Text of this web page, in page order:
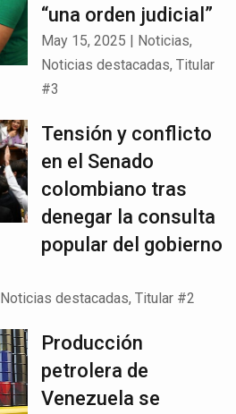
“una orden judicial”
May 15, 2025 | Noticias,
Noticias destacadas,Titular
#3
Tensión y conflicto
en el Senado
colombiano tras
denegar la consulta
popular del gobierno
Noticias destacadas,Titular #2
Producción
petrolera de
Venezuela se